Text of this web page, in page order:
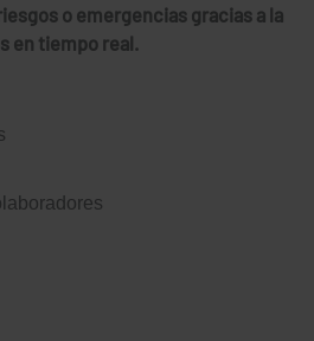
o emergencias gracias a la
en tiempo real.